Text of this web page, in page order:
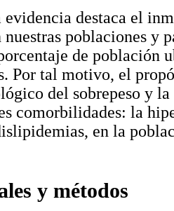
evidencia destaca el
nuestras poblaciones y
de población
Por tal motivo, el
del sobrepeso y
comorbilidades: la
en la
y métodos